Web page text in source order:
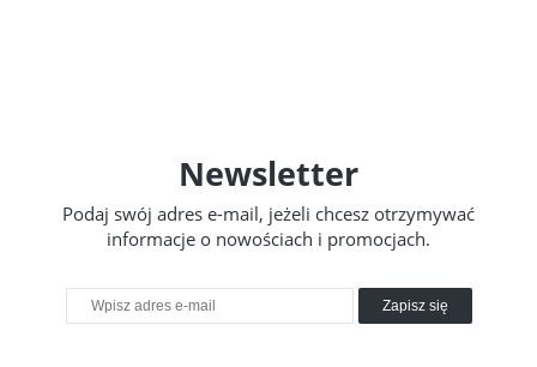
Newsletter
Podaj swój adres e-mail, jeżeli chcesz otrzymywać
informacje o nowościach i promocjach.
Zapisz się